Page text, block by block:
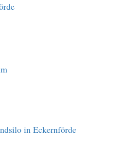
in Eckernförde